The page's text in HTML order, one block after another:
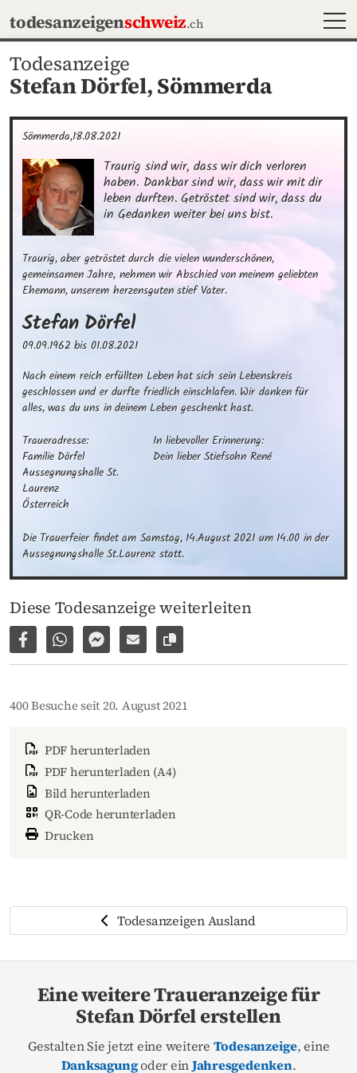
todesanzeigenschweiz.ch
Todesanzeige
Stefan Dörfel,Sömmerda
Sömmerda,18.08.2021
Traurig sind wir, dass wir dich verloren
haben. Dankbar sind wir, dass wir mit dir
leben durften. Getröstet sind wir, dass du
in Gedanken weiter bei uns bist.
Traurig, aber getröstet durch die vielen wunderschönen,
gemeinsamen Jahre, nehmen wir Abschied von meinem geliebten
Ehemann, unserem herzensguten stief Vater.
Stefan Dörfel
09.09.1962 bis 01.08.2021
Nach einem reich erfüllten Leben hat sich sein Lebenskreis
geschlossen und er durfte friedlich einschlafen. Wir danken für
alles, was du uns in deinem Leben geschenkt hast.
Traueradresse:
Familie Dörfel
Aussegnungshalle St.
Laurenz
Österreich
In liebevoller Erinnerung:
Dein lieber Stiefsohn René
Die Trauerfeier findet am Samstag, 14.August 2021 um 14.00 in der
Aussegnungshalle St.Laurenz statt.
Diese Todesanzeige weiterleiten
Auf Facebook teilen
Per WhatsApp weiterleiten
Per Facebook Messenger weiterleiten
Per E-Mail versenden
Link zur Seite kopieren
400 Besuche seit 20. August 2021
PDF herunterladen
PDF herunterladen (A4)
Bild herunterladen
QR-Code herunterladen
Drucken
Todesanzeigen Ausland
Eine weitere Traueranzeige für
Stefan Dörfel erstellen
Gestalten Sie jetzt eine weitere Todesanzeige, eine
Danksagungoder einJahresgedenken.